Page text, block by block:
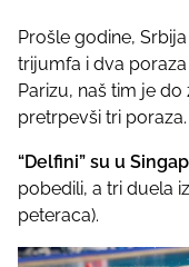
Prošle godine,
trijumfa i dva
Parizu, naš tim je
pretrpevši tri poraza.
“Delfini” su u
pobedili, a tri duela
peteraca).